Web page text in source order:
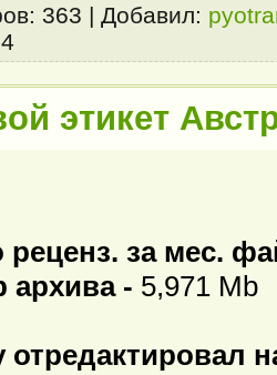
363 | Добавил:
этикет
реценз. за мес.
архива - 5,971 Mb
отредактировал